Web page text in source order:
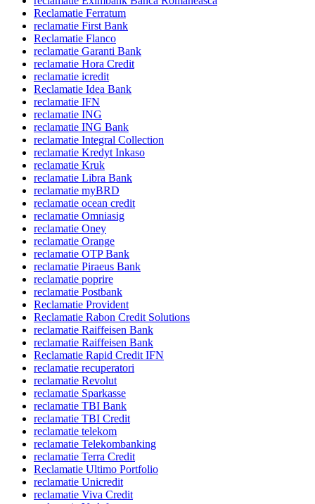
Reclamatie Ferratum
reclamatie First Bank
Reclamatie Flanco
reclamatie Garanti Bank
reclamatie Hora Credit
reclamatie icredit
Reclamatie Idea Bank
reclamatie IFN
reclamatie ING
reclamatie ING Bank
reclamatie Integral Collection
reclamatie Kredyt Inkaso
reclamatie Kruk
reclamatie Libra Bank
reclamatie myBRD
reclamatie ocean credit
reclamatie Omniasig
reclamatie Oney
reclamatie Orange
reclamatie OTP Bank
reclamatie Piraeus Bank
reclamatie poprire
reclamatie Postbank
Reclamatie Provident
Reclamatie Rabon Credit Solutions
reclamatie Raiffeisen Bank
reclamatie Raiffeisen Bank
Reclamatie Rapid Credit IFN
reclamatie recuperatori
reclamatie Revolut
reclamatie Sparkasse
reclamatie TBI Bank
reclamatie TBI Credit
reclamatie telekom
reclamatie Telekombanking
reclamatie Terra Credit
Reclamatie Ultimo Portfolio
reclamatie Unicredit
reclamatie Viva Credit